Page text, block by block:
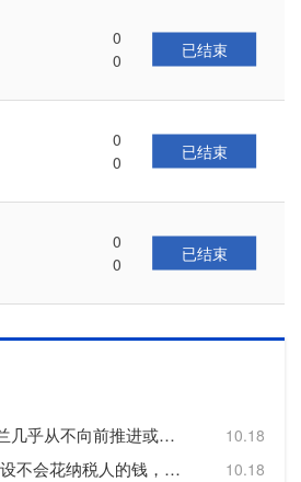
0
0
已结束
0
0
已结束
0
0
已结束
范巴斯滕：德容在荷兰几乎从不向前推进或转移球，这令人失望 10.18
曼联COO：新球场建设不会花纳税人的钱，曼联自行承担20亿镑费用 10.18